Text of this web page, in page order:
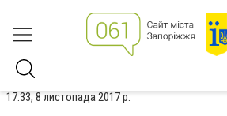
17:33, 8 листопада 2017 р.